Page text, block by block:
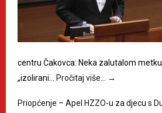
centru Čakovca: Neka zalutalom
„izolirani… Pročitaj više… →
Priopćenje – Apel HZZO-u za djecu s